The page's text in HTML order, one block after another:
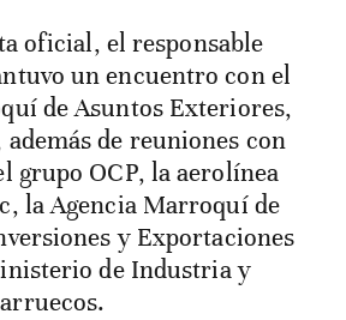
oficial, el responsable
un encuentro con el
de Asuntos Exteriores,
de reuniones con
grupo OCP, la aerolínea
la Agencia Marroquí de
y Exportaciones
de Industria y